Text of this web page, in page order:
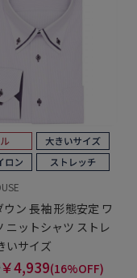
ン 長袖 形態安定 ワ
ニットシャツ ストレ
いサイズ
￥4,939(16%OFF)